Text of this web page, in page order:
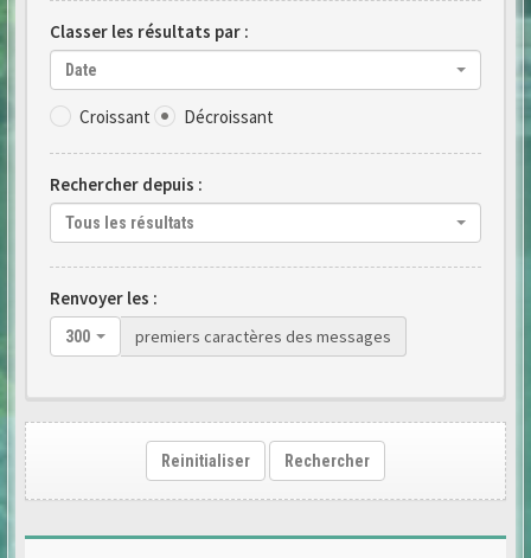
Classer les résultats par :
Date
Croissant Décroissant
Rechercher depuis :
Tous les résultats
Renvoyer les :
300 premiers caractères des messages
Reinitialiser Rechercher